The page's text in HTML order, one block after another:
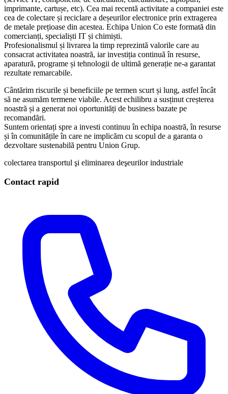
imprimante, cartușe, etc). Cea mai recentă activitate a companiei este
cea de colectare și reciclare a deșeurilor electronice prin extragerea
de metale prețioase din acestea. Echipa Union Co este formată din
comercianți, specialiști IT și chimiști.
Profesionalismul și livrarea la timp reprezintă valorile care au
consacrat activitatea noastră, iar investiția continuă în resurse,
aparatură, programe și tehnologii de ultimă generație ne-a garantat
rezultate remarcabile.
Cântărim riscurile și beneficiile pe termen scurt și lung, astfel încât
să ne asumăm termene viabile. Acest echilibru a susținut creșterea
noastră și a generat noi oportunități de business bazate pe
recomandări.
Suntem orientați spre a investi continuu în echipa noastră, în resurse
și în comunitățile în care ne implicăm cu scopul de a garanta o
dezvoltare sustenabilă pentru Union Grup.
colectarea transportul şi eliminarea deşeurilor industriale
Contact rapid